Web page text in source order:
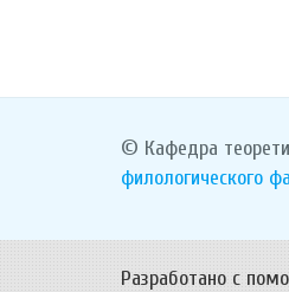
© Кафедра
филологического
Разработано с